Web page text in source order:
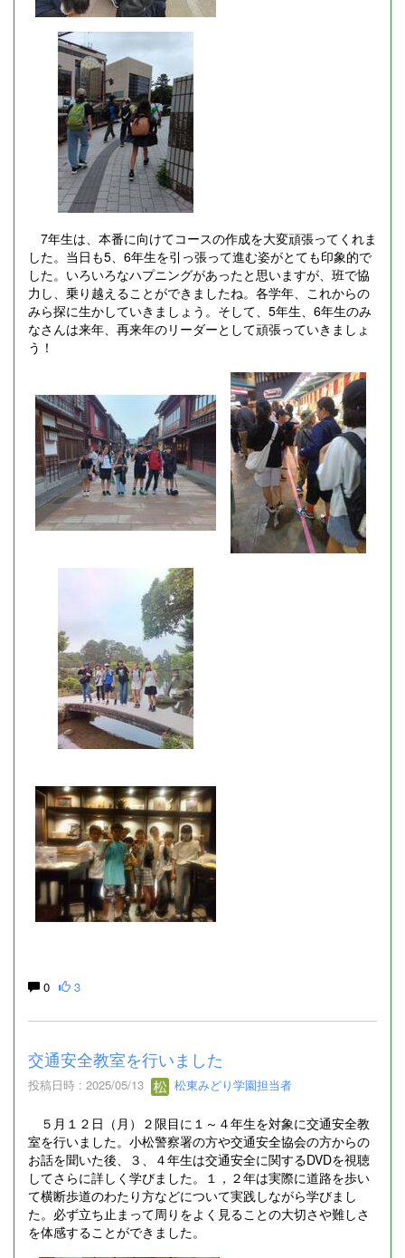
7年生は、本番に向けてコースの作成を大変頑張ってくれま
した。当日も5、6年生を引っ張って進む姿がとても印象的で
した。いろいろなハプニングがあったと思いますが、班で協
力し、乗り越えることができましたね。各学年、これからの
みら探に生かしていきましょう。そして、5年生、6年生のみ
なさんは来年、再来年のリーダーとして頑張っていきましょ
う！
0 3
交通安全教室を行いました
投稿日時 : 2025/05/13 松東みどり学園担当者
５月１２日（月）２限目に１～４年生を対象に交通安全教
室を行いました。小松警察署の方や交通安全協会の方からの
お話を聞いた後、３、４年生は交通安全に関するDVDを視聴
してさらに詳しく学びました。１，２年は実際に道路を歩い
て横断歩道のわたり方などについて実践しながら学びまし
た。必ず立ち止まって周りをよく見ることの大切さや難しさ
を体感することができました。